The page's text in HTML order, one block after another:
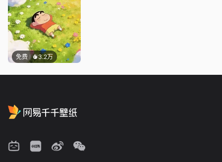
免费 3.2万